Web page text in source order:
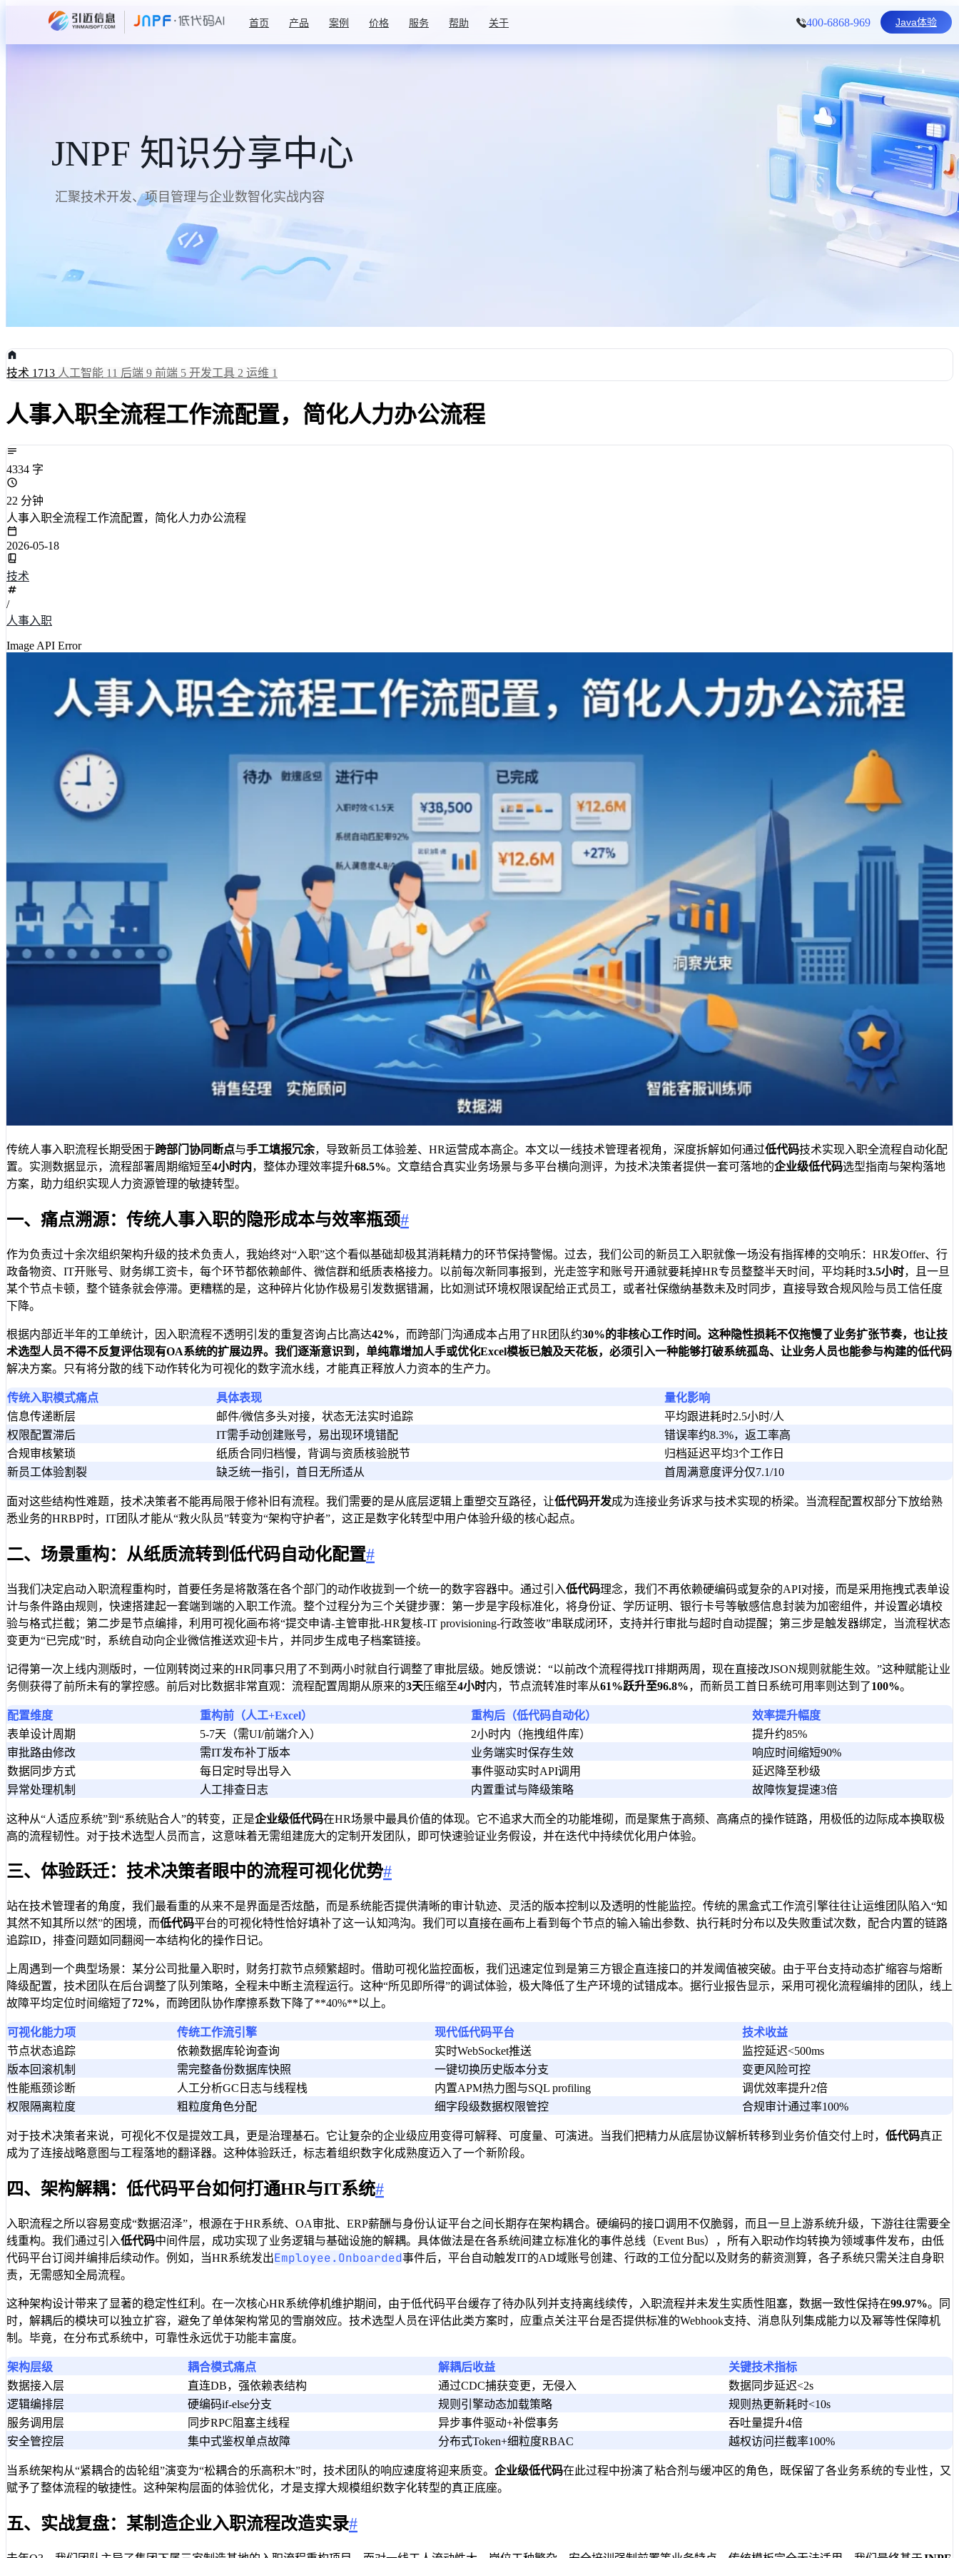
首页 产品 案例 价格 服务 帮助 关于 400-6868-969 Java体验
JNPF 知识分享中心
汇聚技术开发、项目管理与企业数智化实战内容
技术 1713 人工智能 11 后端 9 前端 5 开发工具 2 运维 1
人事入职全流程工作流配置，简化人力办公流程
4334 字
22 分钟
人事入职全流程工作流配置，简化人力办公流程
2026-05-18
技术
/
人事入职
Image API Error
传统人事入职流程长期受困于跨部门协同断点与手工填报冗余，导致新员工体验差、HR运营成本高企。本文以一线技术管理者视角，深度拆解如何通过低代码技术实现入职全流程自动化配
置。实测数据显示，流程部署周期缩短至4小时内，整体办理效率提升68.5%。文章结合真实业务场景与多平台横向测评，为技术决策者提供一套可落地的企业级低代码选型指南与架构落地
方案，助力组织实现人力资源管理的敏捷转型。
一、痛点溯源：传统人事入职的隐形成本与效率瓶颈#
作为负责过十余次组织架构升级的技术负责人，我始终对“入职”这个看似基础却极其消耗精力的环节保持警惕。过去，我们公司的新员工入职就像一场没有指挥棒的交响乐：HR发Offer、行
政备物资、IT开账号、财务绑工资卡，每个环节都依赖邮件、微信群和纸质表格接力。以前每次新同事报到，光走签字和账号开通就要耗掉HR专员整整半天时间，平均耗时3.5小时，且一旦
某个节点卡顿，整个链条就会停滞。更糟糕的是，这种碎片化协作极易引发数据错漏，比如测试环境权限误配给正式员工，或者社保缴纳基数未及时同步，直接导致合规风险与员工信任度
下降。
根据内部近半年的工单统计，因入职流程不透明引发的重复咨询占比高达42%，而跨部门沟通成本占用了HR团队约30%的非核心工作时间。这种隐性损耗不仅拖慢了业务扩张节奏，也让技
术选型人员不得不反复评估现有OA系统的扩展边界。我们逐渐意识到，单纯靠增加人手或优化Excel模板已触及天花板，必须引入一种能够打破系统孤岛、让业务人员也能参与构建的低代码
解决方案。只有将分散的线下动作转化为可视化的数字流水线，才能真正释放人力资本的生产力。
传统入职模式痛点 具体表现
量化影响
信息传递断层
邮件/微信多头对接，状态无法实时追踪
平均跟进耗时2.5小时/人
权限配置滞后
IT需手动创建账号，易出现环境错配
错误率约8.3%，返工率高
合规审核繁琐
纸质合同归档慢，背调与资质核验脱节
归档延迟平均3个工作日
新员工体验割裂
缺乏统一指引，首日无所适从 首周满意度评分仅7.1/10
面对这些结构性难题，技术决策者不能再局限于修补旧有流程。我们需要的是从底层逻辑上重塑交互路径，让低代码开发成为连接业务诉求与技术实现的桥梁。当流程配置权部分下放给熟
悉业务的HRBP时，IT团队才能从“救火队员”转变为“架构守护者”，这正是数字化转型中用户体验升级的核心起点。
二、场景重构：从纸质流转到低代码自动化配置#
当我们决定启动入职流程重构时，首要任务是将散落在各个部门的动作收拢到一个统一的数字容器中。通过引入低代码理念，我们不再依赖硬编码或复杂的API对接，而是采用拖拽式表单设
计与条件路由规则，快速搭建起一套端到端的入职工作流。整个过程分为三个关键步骤：第一步是字段标准化，将身份证、学历证明、银行卡号等敏感信息封装为加密组件，并设置必填校
验与格式拦截；第二步是节点编排，利用可视化画布将“提交申请-主管审批-HR复核-IT provisioning-行政签收”串联成闭环，支持并行审批与超时自动提醒；第三步是触发器绑定，当流程状态
变更为“已完成”时，系统自动向企业微信推送欢迎卡片，并同步生成电子档案链接。
记得第一次上线内测版时，一位刚转岗过来的HR同事只用了不到两小时就自行调整了审批层级。她反馈说：“以前改个流程得找IT排期两周，现在直接改JSON规则就能生效。”这种赋能让业
务侧获得了前所未有的掌控感。前后对比数据非常直观：流程配置周期从原来的3天压缩至4小时内，节点流转准时率从61%跃升至96.8%，而新员工首日系统可用率则达到了100%。
配置维度 重构前（人工+Excel） 重构后（低代码自动化）
效率提升幅度
表单设计周期
5-7天（需UI/前端介入） 2小时内（拖拽组件库）
提升约85%
审批路由修改
需IT发布补丁版本 业务端实时保存生效
响应时间缩短90%
数据同步方式
每日定时导出导入 事件驱动实时API调用
延迟降至秒级
异常处理机制
人工排查日志 内置重试与降级策略 故障恢复提速3倍
这种从“人适应系统”到“系统贴合人”的转变，正是企业级低代码在HR场景中最具价值的体现。它不追求大而全的功能堆砌，而是聚焦于高频、高痛点的操作链路，用极低的边际成本换取极
高的流程韧性。对于技术选型人员而言，这意味着无需组建庞大的定制开发团队，即可快速验证业务假设，并在迭代中持续优化用户体验。
三、体验跃迁：技术决策者眼中的流程可视化优势#
站在技术管理者的角度，我们最看重的从来不是界面是否炫酷，而是系统能否提供清晰的审计轨迹、灵活的版本控制以及透明的性能监控。传统的黑盒式工作流引擎往往让运维团队陷入“知
其然不知其所以然”的困境，而低代码平台的可视化特性恰好填补了这一认知鸿沟。我们可以直接在画布上看到每个节点的输入输出参数、执行耗时分布以及失败重试次数，配合内置的链路
追踪ID，排查问题如同翻阅一本结构化的操作日记。
上周遇到一个典型场景：某分公司批量入职时，财务打款节点频繁超时。借助可视化监控面板，我们迅速定位到是第三方银企直连接口的并发阈值被突破。由于平台支持动态扩缩容与熔断
降级配置，技术团队在后台调整了队列策略，全程未中断主流程运行。这种“所见即所得”的调试体验，极大降低了生产环境的试错成本。据行业报告显示，采用可视化流程编排的团队，线上
故障平均定位时间缩短了72%，而跨团队协作摩擦系数下降了**40%**以上。
可视化能力项 传统工作流引擎 现代低代码平台
技术收益
节点状态追踪
依赖数据库轮询查询 实时WebSocket推送
监控延迟<500ms
版本回滚机制
需完整备份数据库快照 一键切换历史版本分支
变更风险可控
性能瓶颈诊断
人工分析GC日志与线程栈 内置APM热力图与SQL profiling
调优效率提升2倍
权限隔离粒度
粗粒度角色分配 细字段级数据权限管控 合规审计通过率100%
对于技术决策者来说，可视化不仅是提效工具，更是治理基石。它让复杂的企业级应用变得可解释、可度量、可演进。当我们把精力从底层协议解析转移到业务价值交付上时， 低代码真正
成为了连接战略意图与工程落地的翻译器。这种体验跃迁，标志着组织数字化成熟度迈入了一个新阶段。
四、架构解耦：低代码平台如何打通HR与IT系统#
入职流程之所以容易变成“数据沼泽”，根源在于HR系统、OA审批、ERP薪酬与身份认证平台之间长期存在架构耦合。硬编码的接口调用不仅脆弱，而且一旦上游系统升级，下游往往需要全
线重构。我们通过引入低代码中间件层，成功实现了业务逻辑与基础设施的解耦。具体做法是在各系统间建立标准化的事件总线（Event Bus），所有入职动作均转换为领域事件发布，由低
代码平台订阅并编排后续动作。例如，当HR系统发出Employee.Onboarded事件后，平台自动触发IT的AD域账号创建、行政的工位分配以及财务的薪资测算，各子系统只需关注自身职
责，无需感知全局流程。
这种架构设计带来了显著的稳定性红利。在一次核心HR系统停机维护期间，由于低代码平台缓存了待办队列并支持离线续传，入职流程并未发生实质性阻塞，数据一致性保持在99.97%。同
时，解耦后的模块可以独立扩容，避免了单体架构常见的雪崩效应。技术选型人员在评估此类方案时，应重点关注平台是否提供标准的Webhook支持、消息队列集成能力以及幂等性保障机
制。毕竟，在分布式系统中，可靠性永远优于功能丰富度。
架构层级 耦合模式痛点 解耦后收益
关键技术指标
数据接入层
直连DB，强依赖表结构 通过CDC捕获变更，无侵入
数据同步延迟<2s
逻辑编排层
硬编码if-else分支 规则引擎动态加载策略
规则热更新耗时<10s
服务调用层
同步RPC阻塞主线程 异步事件驱动+补偿事务
吞吐量提升4倍
安全管控层
集中式鉴权单点故障 分布式Token+细粒度RBAC 越权访问拦截率100%
当系统架构从“紧耦合的齿轮组”演变为“松耦合的乐高积木”时，技术团队的响应速度将迎来质变。 企业级低代码在此过程中扮演了粘合剂与缓冲区的角色，既保留了各业务系统的专业性，又
赋予了整体流程的敏捷性。这种架构层面的体验优化，才是支撑大规模组织数字化转型的真正底座。
五、实战复盘：某制造企业入职流程改造实录#